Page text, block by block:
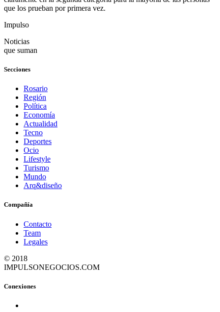
que los prueban por primera vez.
Impulso
Noticias
que suman
Secciones
Rosario
Región
Política
Economía
Actualidad
Tecno
Deportes
Ocio
Lifestyle
Turismo
Mundo
Arq&diseño
Compañía
Contacto
Team
Legales
© 2018
IMPULSONEGOCIOS.COM
Conexiones